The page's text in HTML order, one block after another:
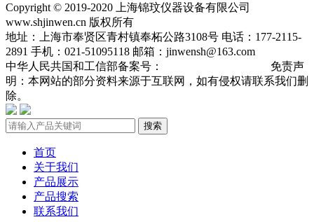
Copyright © 2019-2020 上海锦玟仪器设备有限公司
www.shjinwen.cn 版权所有
地址：上海市奉贤区青村镇奉柘公路3108号 电话：177-2115-
2891 手机：021-51095118 邮箱：jinwensh@163.com
中华人民共国和工信部备案号：
免责声
明：本网站的部分资料来源于互联网，如有侵权请联系我们删
除。
搜索
首页
关于我们
产品展示
产品搜索
联系我们